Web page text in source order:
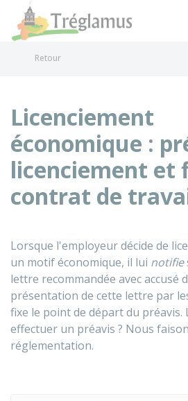
Retour
Licenciement
économique :
licenciement et
contrat de
Lorsque l'employeur décide de
un motif économique, il lui notifie
lettre recommandée avec accusé
présentation de cette lettre par
fixe le point de départ du préavis.
effectuer un préavis ? Nous
réglementation.